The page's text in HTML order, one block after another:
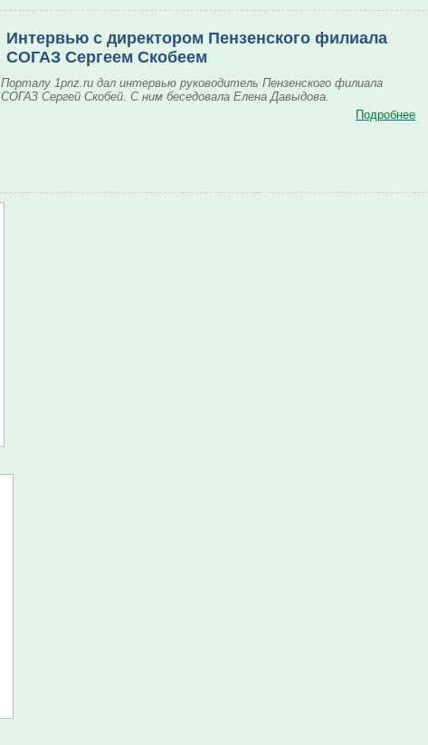
Интервью с директором Пензенского филиала
СОГАЗ Сергеем Скобеем
Порталу 1pnz.ru дал интервью руководитель Пензенского филиала
СОГАЗ Сергей Скобей. С ним беседовала Елена Давыдова.
Подробнее